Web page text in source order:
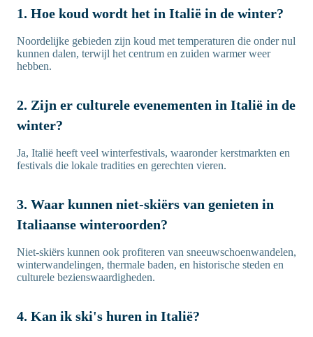
1. Hoe koud wordt het in Italië in de winter?
Noordelijke gebieden zijn koud met temperaturen die onder nul
kunnen dalen, terwijl het centrum en zuiden warmer weer
hebben.
2. Zijn er culturele evenementen in Italië in de
winter?
Ja, Italië heeft veel winterfestivals, waaronder kerstmarkten en
festivals die lokale tradities en gerechten vieren.
3. Waar kunnen niet-skiërs van genieten in
Italiaanse winteroorden?
Niet-skiërs kunnen ook profiteren van sneeuwschoenwandelen,
winterwandelingen, thermale baden, en historische steden en
culturele bezienswaardigheden.
4. Kan ik ski's huren in Italië?